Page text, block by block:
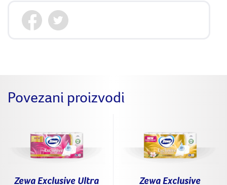
Povezani proizvodi
Zewa Exclusive Ultra
Zewa Exclusive